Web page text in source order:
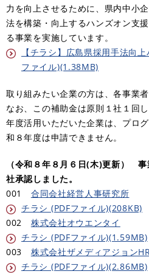
力を向上させるために、県内中小
法を構築・向上するハンズオン支
る事業を実施しています。
【チラシ】広島県採用手法向
ファイル)(1.38MB)
取り組みたい企業の方は、各事業
なお、この補助金は原則１社１回
年度活用いただいた企業は、プロ
和８年度は申請できません。
（令和８年８月６日(木)更新）
社承認しました。
001 合同会社経営人事研究所
チラシ (PDFファイル)(208KB)
002 株式会社オウエンタイ
チラシ (PDFファイル)(1.59MB)
003 株式会社ザメディアジョンHR
チラシ (PDFファイル)(2.86MB)